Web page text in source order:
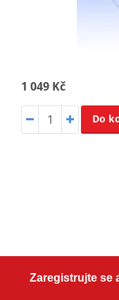
1 049 Kč
Do
Zaregistrujte se